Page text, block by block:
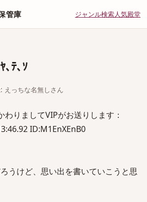
管庫 ジャンル検索人気殿堂
､ﾃ､ｿ
っちな名無しさん
わりましてVIPがお送りします：
ID:M1EnXEnB0
うけど、思い出を書いていこうと思